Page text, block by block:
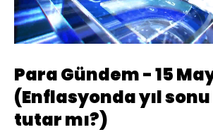
Sesi
Aç
Yüklendi:
0.46%
Para Gündem - 15
(Enflasyonda yıl
tutar mı?)